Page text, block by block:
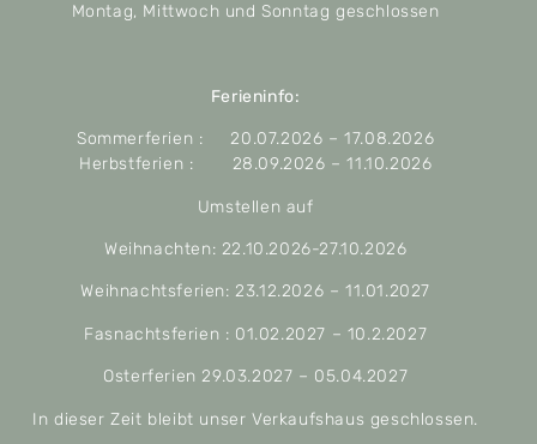
Montag, Mittwoch und Sonntag geschlossen
Ferieninfo:
Sommerferien : 20.07.2026 – 17.08.2026
Herbstferien : 28.09.2026 – 11.10.2026
Umstellen auf
Weihnachten: 22.10.2026-27.10.2026
Weihnachtsferien: 23.12.2026 – 11.01.2027
Fasnachtsferien : 01.02.2027 – 10.2.2027
Osterferien 29.03.2027 – 05.04.2027
In dieser Zeit bleibt unser Verkaufshaus geschlossen.